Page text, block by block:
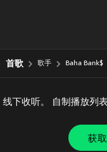
首歌 歌手 Baha Bank$
线下收听。 自制播放列
获